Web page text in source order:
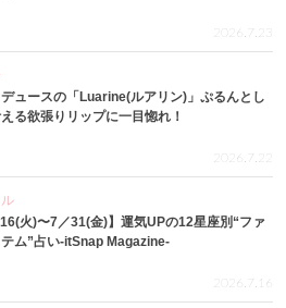
2026.7.23
ュースの「Luarine(ルアリン)」ぷるんとし
る欲張りリップに一目惚れ！
2026.7.22
16(火)〜7／31(金)】運気UPの12星座別“ファ
ム”占い-itSnap Magazine-
2026.7.16